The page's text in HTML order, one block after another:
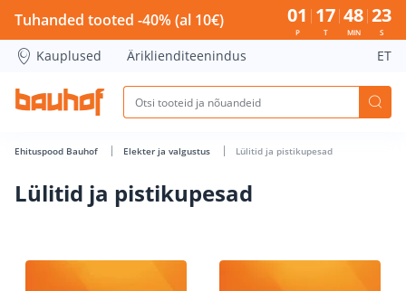
Lülitid ja pistikupesad - Bauhof has loaded
Tuhanded tooted -40% (al 10€) 01
P
17
T
48
MIN
22
S
Kauplused Äriklienditeenindus ET
Ehituspood Bauhof Elekter ja valgustus Lülitid ja pistikupesad
Lülitid ja pistikupesad